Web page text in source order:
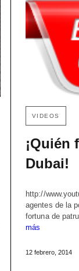
VIDEOS
¡Quién
Dubai!
http://
agentes de la
fortuna de
más
12 febrero, 2014